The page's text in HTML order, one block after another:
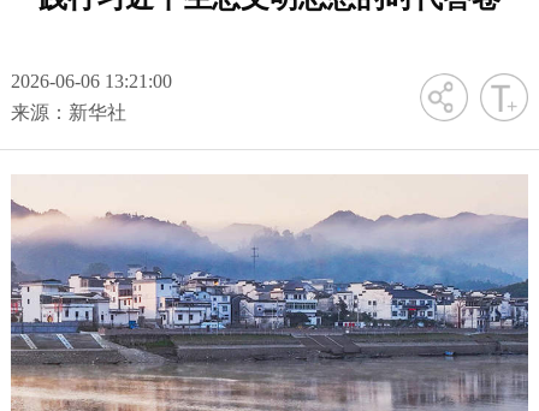
2026-06-06 13:21:00
来源：新华社
字号